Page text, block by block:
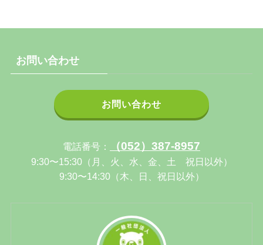
お問い合わせ
お問い合わせ
電話番号： （052）387-8957
9:30〜15:30（月、火、水、金、土 祝日以外）
9:30〜14:30（木、日、祝日以外）